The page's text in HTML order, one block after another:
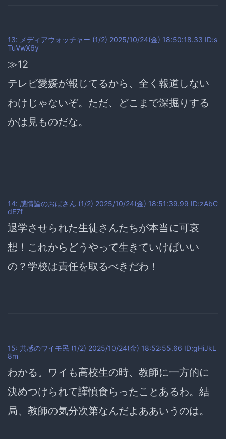
13: メディアウォッチャー (1/2) 2025/10/24(金) 18:50:18.33 ID:s
TuVwX6y
≫12
テレビ愛媛が報じてるから、全く報道しない
わけじゃないぞ。ただ、どこまで深掘りする
かは見ものだな。
14: 感情論のおばさん (1/2) 2025/10/24(金) 18:51:39.99 ID:zAbC
dE7f
退学させられた生徒さんたちが本当に可哀
想！これからどうやって生きていけばいい
の？学校は責任を取るべきだわ！
15: 共感のワイモ民 (1/2) 2025/10/24(金) 18:52:55.66 ID:gHiJkL
8m
わかる。ワイも高校生の時、教師に一方的に
決めつけられて謹慎食らったことあるわ。 結
局、教師の気分次第なんだよああいうのは。